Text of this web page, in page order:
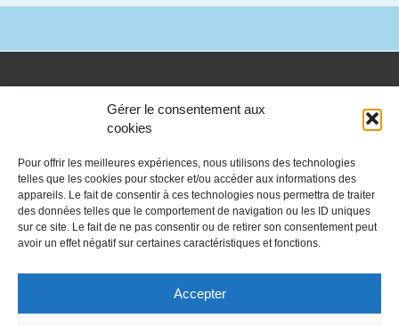
Gérer le consentement aux
cookies
Pour offrir les meilleures expériences, nous utilisons des technologies
telles que les cookies pour stocker et/ou accéder aux informations des
appareils. Le fait de consentir à ces technologies nous permettra de traiter
des données telles que le comportement de navigation ou les ID uniques
sur ce site. Le fait de ne pas consentir ou de retirer son consentement peut
avoir un effet négatif sur certaines caractéristiques et fonctions.
Accepter